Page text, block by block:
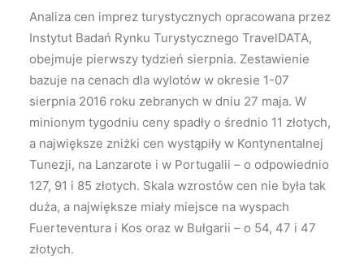
Analiza cen imprez turystycznych opracowana przez
Instytut Badań Rynku Turystycznego TravelDATA,
obejmuje pierwszy tydzień sierpnia. Zestawienie
bazuje na cenach dla wylotów w okresie 1-07
sierpnia 2016 roku zebranych w dniu 27 maja. W
minionym tygodniu ceny spadły o średnio 11 złotych,
a największe zniżki cen wystąpiły w Kontynentalnej
Tunezji, na Lanzarote i w Portugalii – o odpowiednio
127, 91 i 85 złotych. Skala wzrostów cen nie była tak
duża, a największe miały miejsce na wyspach
Fuerteventura i Kos oraz w Bułgarii – o 54, 47 i 47
złotych.